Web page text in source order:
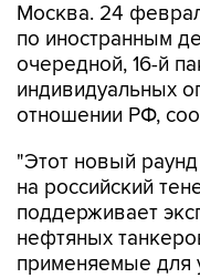
Москва. 24
по иностранным
очередной, 16-й
индивидуальных
отношении РФ,
"Этот новый
на российский
поддерживает
нефтяных
применяемые для